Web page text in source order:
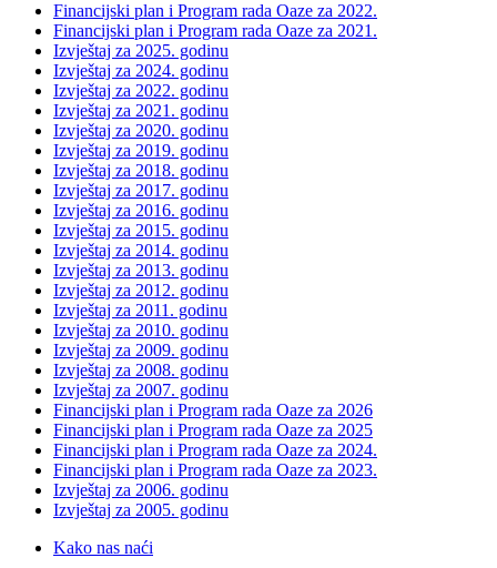
Financijski plan i Program rada Oaze za 2022.
Financijski plan i Program rada Oaze za 2021.
Izvještaj za 2025. godinu
Izvještaj za 2024. godinu
Izvještaj za 2022. godinu
Izvještaj za 2021. godinu
Izvještaj za 2020. godinu
Izvještaj za 2019. godinu
Izvještaj za 2018. godinu
Izvještaj za 2017. godinu
Izvještaj za 2016. godinu
Izvještaj za 2015. godinu
Izvještaj za 2014. godinu
Izvještaj za 2013. godinu
Izvještaj za 2012. godinu
Izvještaj za 2011. godinu
Izvještaj za 2010. godinu
Izvještaj za 2009. godinu
Izvještaj za 2008. godinu
Izvještaj za 2007. godinu
Financijski plan i Program rada Oaze za 2026
Financijski plan i Program rada Oaze za 2025
Financijski plan i Program rada Oaze za 2024.
Financijski plan i Program rada Oaze za 2023.
Izvještaj za 2006. godinu
Izvještaj za 2005. godinu
Kako nas naći